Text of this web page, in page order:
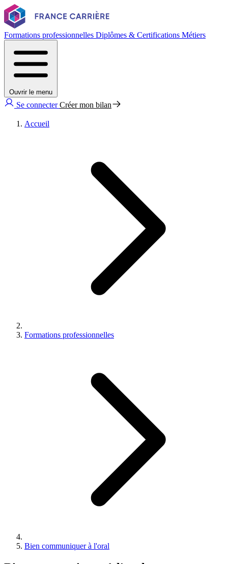
Formations professionnelles Diplômes & Certifications Métiers
Ouvrir le menu
Se connecterCréer mon bilan
Accueil
Formations professionnelles
Bien communiquer à l'oral